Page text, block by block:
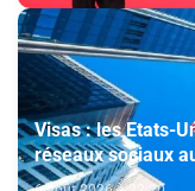
Visas : les Etats-
réseaux sociaux